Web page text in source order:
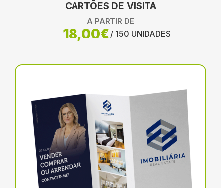
CARTÕES DE VISITA
A PARTIR DE
18,00€ / 150 UNIDADES